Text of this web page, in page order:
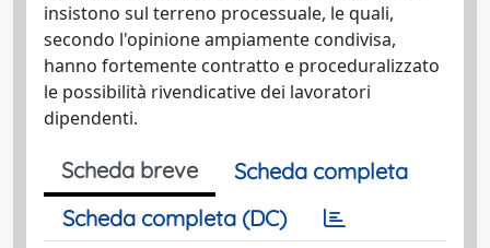
insistono sul terreno processuale, le quali,
secondo l'opinione ampiamente condivisa,
hanno fortemente contratto e proceduralizzato
le possibilità rivendicative dei lavoratori
dipendenti.
Scheda breve
Scheda completa
Scheda completa (DC)